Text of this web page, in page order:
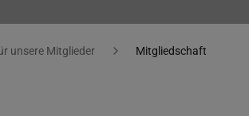
unsere Mitglieder Mitgliedschaft